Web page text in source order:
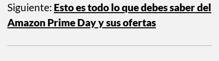
Siguiente: Esto es todo lo que debes saber del
Amazon Prime Day y sus ofertas